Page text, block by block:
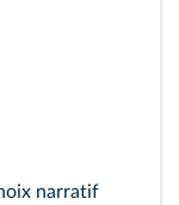
narratif